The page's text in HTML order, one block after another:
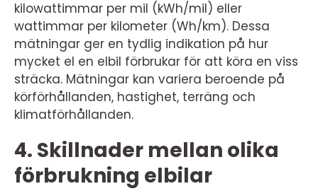
kilowattimmar per mil (kWh/mil) eller
wattimmar per kilometer (Wh/km). Dessa
mätningar ger en tydlig indikation på hur
mycket el en elbil förbrukar för att köra en viss
sträcka. Mätningar kan variera beroende på
körförhållanden, hastighet, terräng och
klimatförhållanden.
4. Skillnader mellan olika
förbrukning elbilar